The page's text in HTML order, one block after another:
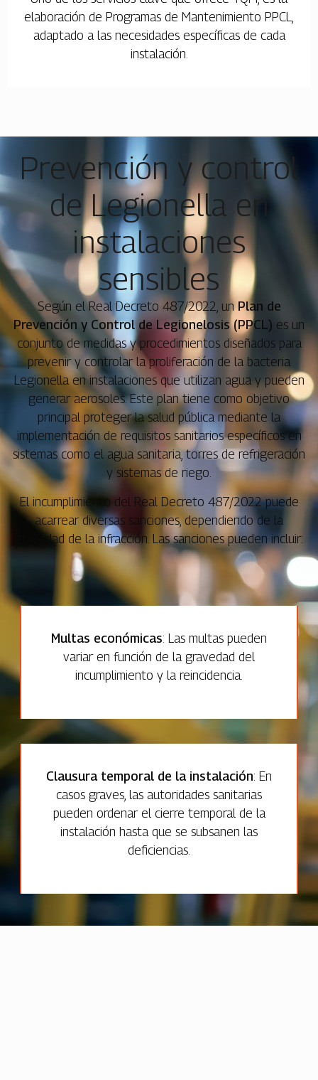
elaboración de Programas de Mantenimiento PPCL,
adaptado a las necesidades específicas de cada
instalación.
Prevención y control
de Legionella en
instalaciones
sensibles
Según el Real Decreto 487/2022, un Plan de
Prevención y Control de Legionelosis (PPCL) es un
conjunto de medidas y procedimientos diseñados para
prevenir y controlar la proliferación de la bacteria
Legionella en instalaciones que utilizan agua y pueden
generar aerosoles. Este plan tiene como objetivo
principal proteger la salud pública mediante la
implementación de requisitos sanitarios específicos en
sistemas como el agua sanitaria, torres de refrigeración
y sistemas de riego.
El incumplimiento del Real Decreto 487/2022 puede
acarrear diversas sanciones, dependiendo de la
gravedad de la infracción. Las sanciones pueden incluir:
Multas económicas: Las multas pueden
variar en función de la gravedad del
incumplimiento y la reincidencia.
Clausura temporal de la instalación: En
casos graves, las autoridades sanitarias
pueden ordenar el cierre temporal de la
instalación hasta que se subsanen las
deficiencias.